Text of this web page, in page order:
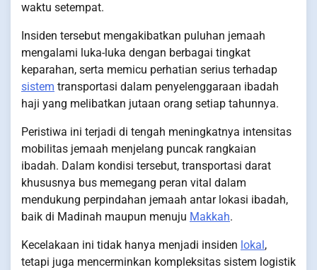
waktu setempat.
Insiden tersebut mengakibatkan puluhan jemaah
mengalami luka-luka dengan berbagai tingkat
keparahan, serta memicu perhatian serius terhadap
sistem transportasi dalam penyelenggaraan ibadah
haji yang melibatkan jutaan orang setiap tahunnya.
Peristiwa ini terjadi di tengah meningkatnya intensitas
mobilitas jemaah menjelang puncak rangkaian
ibadah. Dalam kondisi tersebut, transportasi darat
khususnya bus memegang peran vital dalam
mendukung perpindahan jemaah antar lokasi ibadah,
baik di Madinah maupun menuju Makkah.
Kecelakaan ini tidak hanya menjadi insiden lokal ,
tetapi juga mencerminkan kompleksitas sistem logistik